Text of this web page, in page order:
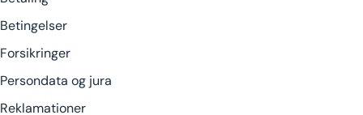
Betingelser
Forsikringer
Persondata og jura
Reklamationer